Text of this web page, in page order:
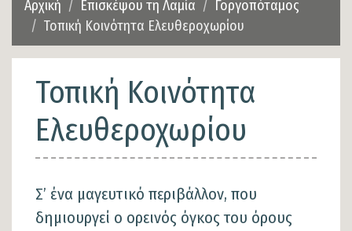
Αρχική Επισκέψου τη Λαμία
Γοργοπόταμος
Τοπική Κοινότητα Ελευθεροχωρίου
Τοπική Κοινότητα
Ελευθεροχωρίου
Σ’ ένα μαγευτικό περιβάλλον, που
δημιουργεί ο ορεινός όγκος του όρους